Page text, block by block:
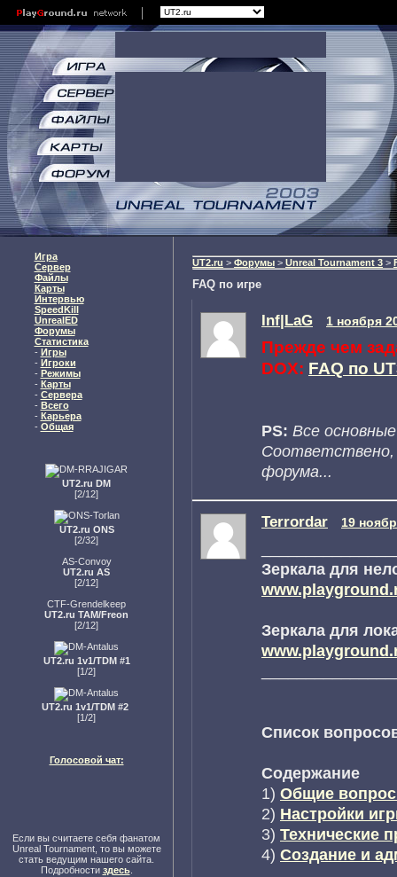
Игра
Сервер
Файлы
Карты
Интервью
SpeedKill
UnrealED
Форумы
Статистика
- Игры
- Игроки
- Режимы
- Карты
- Сервера
- Всего
- Карьера
- Общая
UT2.ru DM
[2/12]
UT2.ru ONS
[2/32]
AS-Convoy
UT2.ru AS
[2/12]
CTF-Grendelkeep
UT2.ru TAM/Freon
[2/12]
UT2.ru 1v1/TDM #1
[1/2]
UT2.ru 1v1/TDM #2
[1/2]
Голосовой чат:
Если вы считаете себя фанатом
Unreal Tournament, то вы можете
стать ведущим нашего сайта.
Подробности здесь.
UT2.ru > Форумы > Unreal Tournament 3 >
FAQ по игре
Inf|LaG 1 ноября
Прежде чем
DOX: FAQ по
PS: Все
Соответствено,
форума...
Terrordar 19
Зеркала для
Зеркала для
Список
Содержание
1) Общие
2) Настройки
3) Технические
4) Создание и